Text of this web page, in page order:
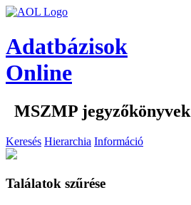
Adatbázisok
Online
MSZMP jegyzőkönyvek
Keresés Hierarchia Információ
Találatok szűrése